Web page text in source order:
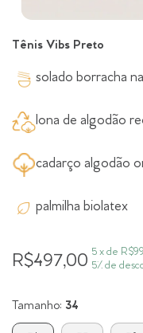
Tênis Vibs Preto
solado borracha
lona de algodão
cadarço algodão
palmilha biolatex
R$497,00 5 x de
5% de
Tamanho: 34